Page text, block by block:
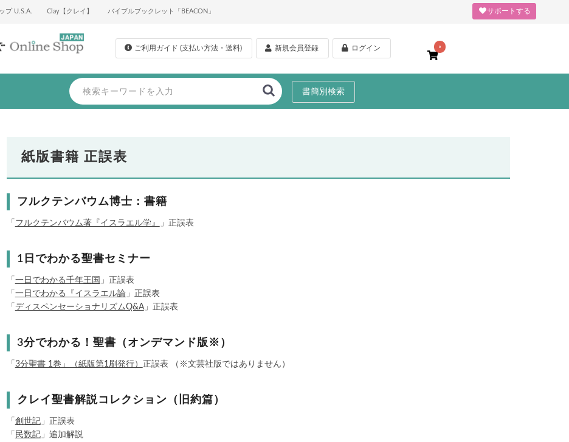
プ U.S.A. Clay【クレイ】 バイブルブックレット「BEACON」 サポートする
0
ご利用ガイド (支払い方法・送料) 新規会員登録 ログイン
書簡別検索
紙版書籍 正誤表
フルクテンバウム博士：書籍
「 フルクテンバウム著『イスラエル学』 」正誤表
1日でわかる聖書セミナー
「 一日でわかる千年王国 」正誤表
「 一日でわかる『イスラエル論」正誤表
「 ディスペンセーショナリズムQ&A」正誤表
3分でわかる！聖書（オンデマンド版※）
「 3分聖書 1巻」（紙版第1刷発行） 正誤表 （※文芸社版ではありません）
クレイ聖書解説コレクション（旧約篇）
「 創世記」正誤表
「 民数記」追加解説